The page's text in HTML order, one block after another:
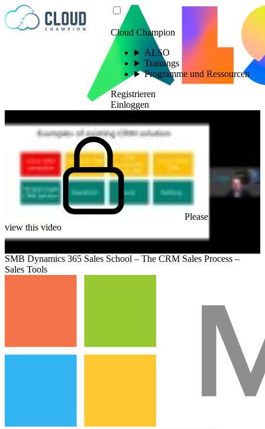
Zum Inhalt springen
Cloud Champion
ALSO
Trainings
Programme und Ressourcen
Registrieren
Einloggen
Please log in to
view this video
SMB Dynamics 365 Sales School – The CRM Sales Process –
Sales Tools